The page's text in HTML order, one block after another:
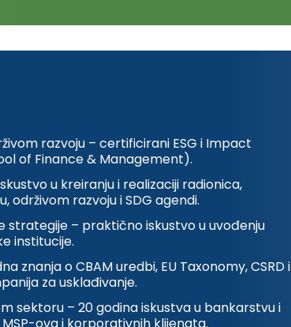
razvoju – certificirani ESG i Impact
of Finance & Management).
u kreiranju i realizaciji radionica,
održivom razvoju i SDG agendi.
strategije – praktično iskustvo u uvođenju
institucije.
znanja o CBAM uredbi, EU Taxonomy, CSRD i
za usklađivanje.
sektoru – 20 godina iskustva u bankarstvu i
MSP-ova i korporativnih klijenata.